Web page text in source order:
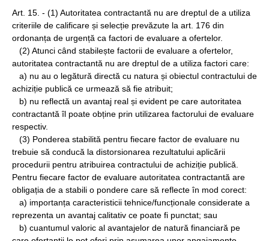
Art. 15. - (1) Autoritatea contractantă nu are dreptul de a utiliza
criteriile de calificare și selecție prevăzute la art. 176 din
ordonanța de urgență ca factori de evaluare a ofertelor.
(2) Atunci când stabilește factorii de evaluare a ofertelor,
autoritatea contractantă nu are dreptul de a utiliza factori care:
a) nu au o legătură directă cu natura și obiectul contractului de
achiziție publică ce urmează să fie atribuit;
b) nu reflectă un avantaj real și evident pe care autoritatea
contractantă îl poate obține prin utilizarea factorului de evaluare
respectiv.
(3) Ponderea stabilită pentru fiecare factor de evaluare nu
trebuie să conducă la distorsionarea rezultatului aplicării
procedurii pentru atribuirea contractului de achiziție publică.
Pentru fiecare factor de evaluare autoritatea contractantă are
obligația de a stabili o pondere care să reflecte în mod corect:
a) importanța caracteristicii tehnice/funcționale considerate a
reprezenta un avantaj calitativ ce poate fi punctat; sau
b) cuantumul valoric al avantajelor de natură financiară pe